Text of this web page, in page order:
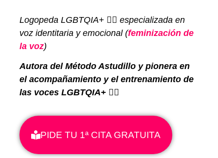
Logopeda LGBTQIA+ 🏳️‍🌈 especializada en
voz identitaria y emocional (feminización de
la voz)
Autora del Método Astudillo y pionera en
el acompañamiento y el entrenamiento de
las voces LGBTQIA+ 🏳️‍🌈
PIDE TU 1ª CITA GRATUITA